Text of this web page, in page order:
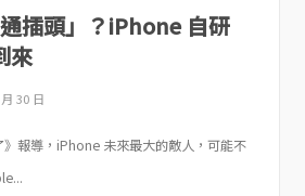
插頭」？iPhone 自研
來
30 日
》報導，iPhone 未來最大的敵人，可能不